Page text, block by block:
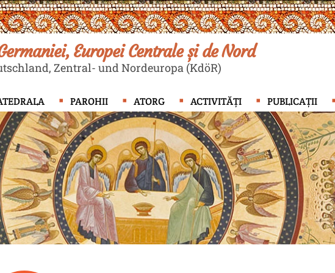
Europei Centrale și de Nord
Zentral- und Nordeuropa (KdöR)
PAROHII ATORG ACTIVITĂȚI PUBLICAȚII